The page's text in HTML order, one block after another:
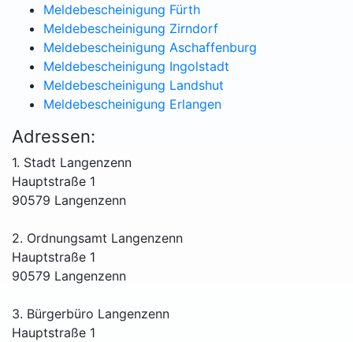
Meldebescheinigung Fürth
Meldebescheinigung Zirndorf
Meldebescheinigung Aschaffenburg
Meldebescheinigung Ingolstadt
Meldebescheinigung Landshut
Meldebescheinigung Erlangen
Adressen:
1. Stadt Langenzenn
Hauptstraße 1
90579 Langenzenn
2. Ordnungsamt Langenzenn
Hauptstraße 1
90579 Langenzenn
3. Bürgerbüro Langenzenn
Hauptstraße 1